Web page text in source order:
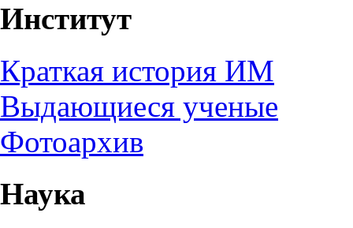
Институт
Краткая история ИМ
Выдающиеся ученые
Фотоархив
Наука